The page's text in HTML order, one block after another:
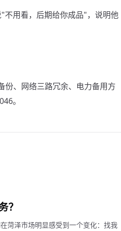
不用看，后期给你成品"，说明他
份、网络三路冗余、电力备用方
。
？
菏泽市场明显感受到一个变化：找我